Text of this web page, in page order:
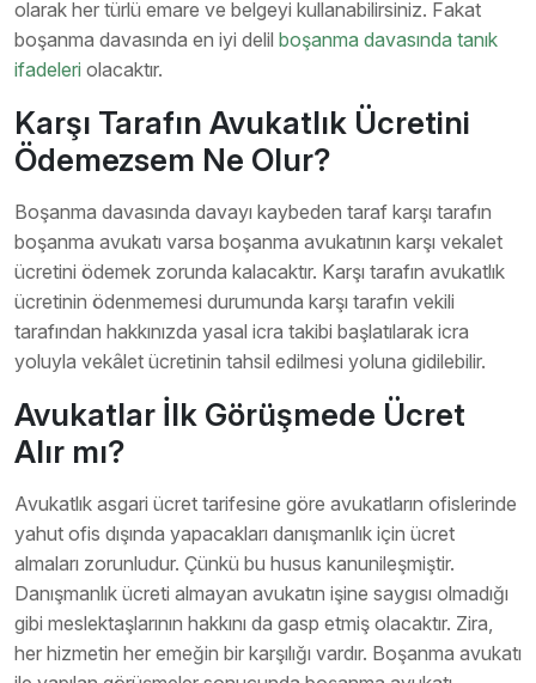
olarak her türlü emare ve belgeyi kullanabilirsiniz. Fakat
boşanma davasında en iyi delil boşanma davasında tanık
ifadeleri olacaktır.
Karşı Tarafın Avukatlık Ücretini
Ödemezsem Ne Olur?
Boşanma davasında davayı kaybeden taraf karşı tarafın
boşanma avukatı varsa boşanma avukatının karşı vekalet
ücretini ödemek zorunda kalacaktır. Karşı tarafın avukatlık
ücretinin ödenmemesi durumunda karşı tarafın vekili
tarafından hakkınızda yasal icra takibi başlatılarak icra
yoluyla vekâlet ücretinin tahsil edilmesi yoluna gidilebilir.
Avukatlar İlk Görüşmede Ücret
Alır mı?
Avukatlık asgari ücret tarifesine göre avukatların ofislerinde
yahut ofis dışında yapacakları danışmanlık için ücret
almaları zorunludur. Çünkü bu husus kanunileşmiştir.
Danışmanlık ücreti almayan avukatın işine saygısı olmadığı
gibi meslektaşlarının hakkını da gasp etmiş olacaktır. Zira,
her hizmetin her emeğin bir karşılığı vardır. Boşanma avukatı